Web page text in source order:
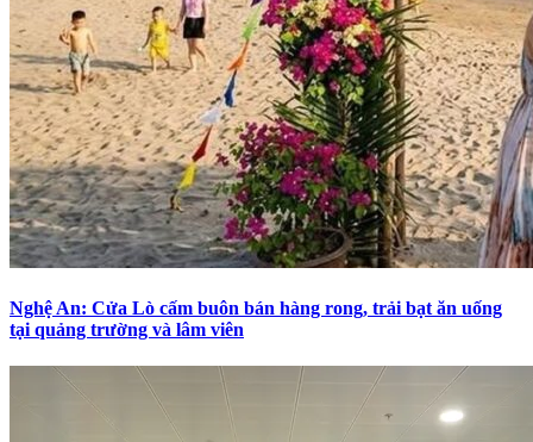
Nghệ An: Cửa Lò cấm buôn bán hàng rong, trải bạt ăn uống
tại quảng trường và lâm viên